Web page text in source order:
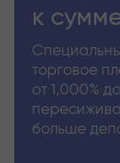
к
торговое
от 1,000%
больше